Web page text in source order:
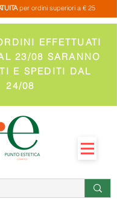
per ordini superiori a € 25
EFFETTUATI
23/08 SARANNO
E SPEDITI DAL
24/08